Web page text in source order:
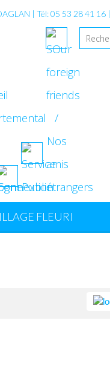
| Tél: 05 53 28 41 16 |
FLEURI